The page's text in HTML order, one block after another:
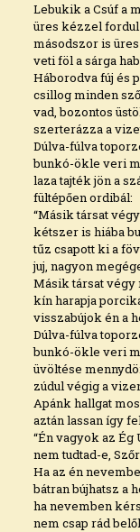
Lebukik a Csúf a
üres kézzel
másodszor is
veti föl a sárga
Háborodva fúj és
csillog minden
vad, bozontos
szerterázza a
Dúlva-fúlva
bunkó-ökle veri
laza tajték jön a
fültépően ordibál:
“Másik társat
kétszer is hiába
tűz csapott ki a
juj, nagyon
Másik társat végy
kín harapja
visszabújok én a
Dúlva-fúlva
bunkó-ökle veri
üvöltése
zúdul végig a
Apánk hallgat
aztán lassan így
“Én vagyok az
nem tudtad-e,
Ha az én
bátran bújhatsz a
ha nevemben
nem csap rád